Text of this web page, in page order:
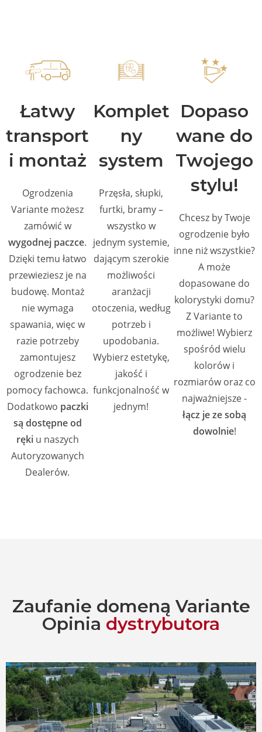
Łatwy
transport
i montaż
Ogrodzenia
Variante możesz
zamówić w
wygodnej paczce.
Dzięki temu łatwo
przewieziesz je na
budowę. Montaż
nie wymaga
spawania, więc w
razie potrzeby
zamontujesz
ogrodzenie bez
pomocy fachowca.
Dodatkowo paczki
są dostępne od
rękiu naszych
Autoryzowanych
Dealerów.
Komplet
ny
system
Przęsła, słupki,
furtki, bramy –
wszystko w
jednym systemie,
dającym szerokie
możliwości
aranżacji
otoczenia, według
potrzeb i
upodobania.
Wybierz estetykę,
jakość i
funkcjonalność w
jednym!
Dopaso
wane do
Twojego
stylu!
Chcesz by Twoje
ogrodzenie było
inne niż wszystkie?
A może
dopasowane do
kolorystyki domu?
Z Variante to
możliwe! Wybierz
spośród wielu
kolorów i
rozmiarów oraz co
najważniejsze -
łącz je ze sobą
dowolnie!
Zaufanie domeną Variante
Opinia dystrybutora